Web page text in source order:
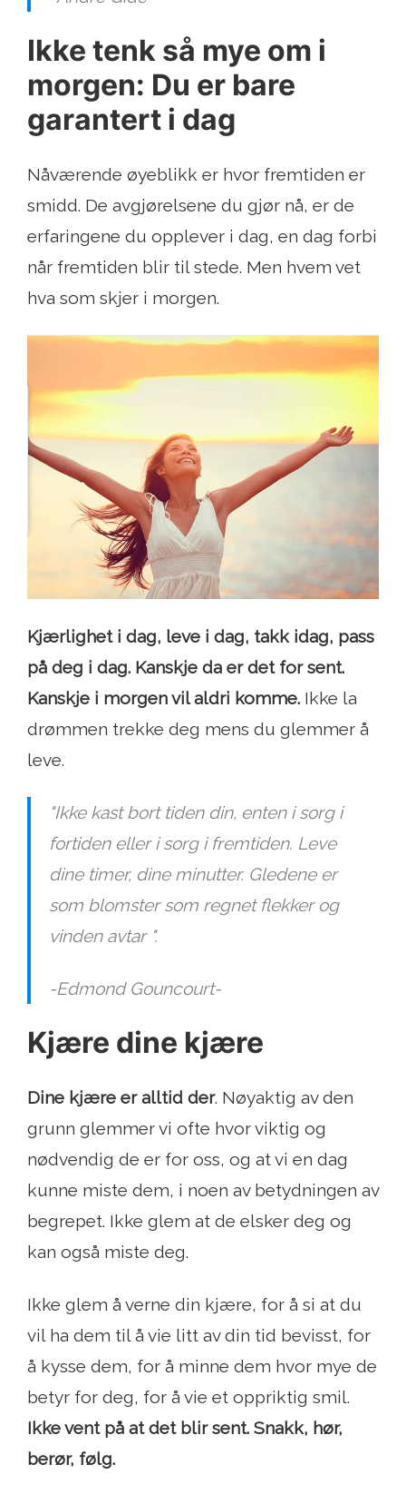
Ikke tenk så mye om i
morgen: Du er bare
garantert i dag
Nåværende øyeblikk er hvor fremtiden er
smidd. De avgjørelsene du gjør nå, er de
erfaringene du opplever i dag, en dag forbi
når fremtiden blir til stede. Men hvem vet
hva som skjer i morgen.
Kjærlighet i dag, leve i dag, takk idag, pass
på deg i dag. Kanskje da er det for sent.
Kanskje i morgen vil aldri komme. Ikke la
drømmen trekke deg mens du glemmer å
leve.
"Ikke kast bort tiden din, enten i sorg i
fortiden eller i sorg i fremtiden. Leve
dine timer, dine minutter. Gledene er
som blomster som regnet flekker og
vinden avtar ".
-Edmond Gouncourt-
Kjære dine kjære
Dine kjære er alltid der. Nøyaktig av den
grunn glemmer vi ofte hvor viktig og
nødvendig de er for oss, og at vi en dag
kunne miste dem, i noen av betydningen av
begrepet. Ikke glem at de elsker deg og
kan også miste deg.
Ikke glem å verne din kjære, for å si at du
vil ha dem til å vie litt av din tid bevisst, for
å kysse dem, for å minne dem hvor mye de
betyr for deg, for å vie et oppriktig smil.
Ikke vent på at det blir sent. Snakk, hør,
berør, følg.